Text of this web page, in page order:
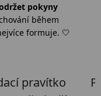
pokyny
během
formuje. 🤍